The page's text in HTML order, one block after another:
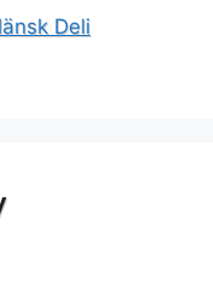
Deli